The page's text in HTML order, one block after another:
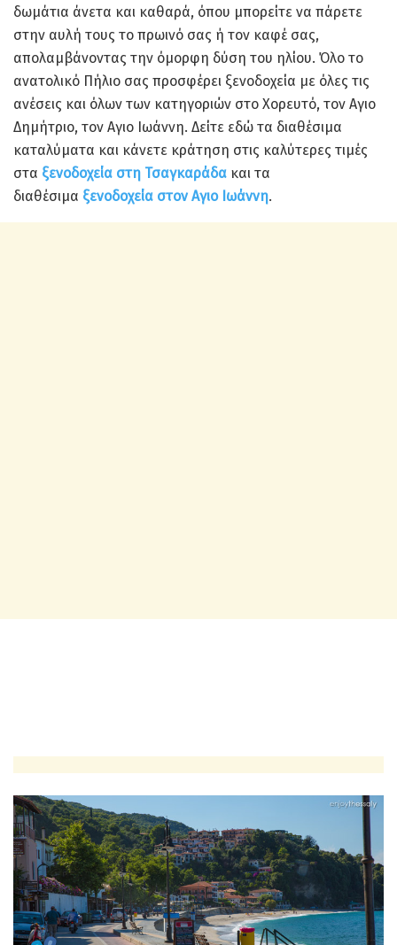
δωμάτια άνετα και καθαρά, όπου μπορείτε να πάρετε
στην αυλή τους το πρωινό σας ή τον καφέ σας,
απολαμβάνοντας την όμορφη δύση του ηλίου. Όλο το
ανατολικό Πήλιο σας προσφέρει ξενοδοχεία με όλες τις
ανέσεις και όλων των κατηγοριών στο Χορευτό, τον Αγιο
Δημήτριο, τον Αγιο Ιωάννη. Δείτε εδώ τα διαθέσιμα
καταλύματα και κάνετε κράτηση στις καλύτερες τιμές
στα ξενοδοχεία στη Τσαγκαράδα και τα
διαθέσιμα ξενοδοχεία στον Αγιο Ιωάννη.